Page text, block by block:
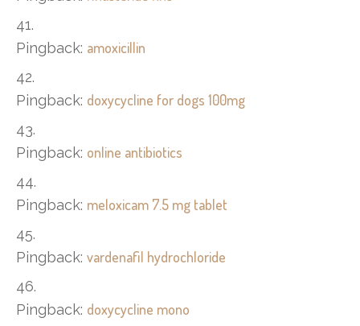
Pingback: amoxicillin
Pingback: doxycycline for dogs 100mg
Pingback: online antibiotics
Pingback: meloxicam 7.5 mg tablet
Pingback: vardenafil hydrochloride
Pingback: doxycycline mono